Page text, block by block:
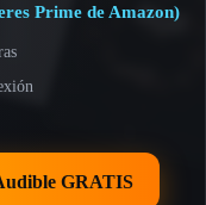
Prime de Amazon)
GRATIS